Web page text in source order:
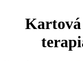
Kartová